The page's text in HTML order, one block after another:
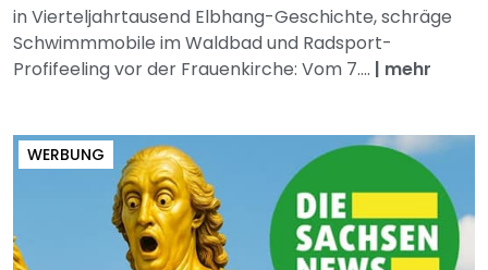
in Vierteljahrtausend Elbhang-Geschichte, schräge
Schwimmmobile im Waldbad und Radsport-
Profifeeling vor der Frauenkirche: Vom 7.... | mehr
WERBUNG